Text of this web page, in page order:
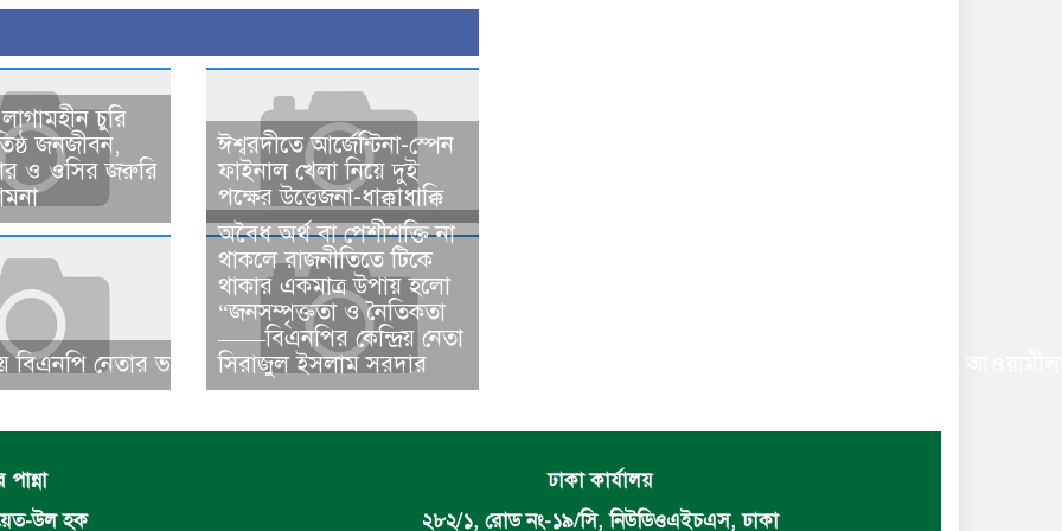
চুরি
জনজীবন,
ও ওসির জরুরি
ঈশ্বরদীতে আর্জেন্টিনা-স্পেন
ফাইনাল খেলা নিয়ে দুই
পক্ষের উত্তেজনা-ধাক্কাধাক্কি
বিএনপি নেতার ভাতিজাকে ছাত্রলীগের সাধারণ সম্পাদক নির্বাচিত করায় বিএনপি ও অঙ্গসহযোগি সংগঠন এবং
​​অবৈধ অর্থ বা পেশীশক্তি না
থাকলে রাজনীতিতে টিকে
থাকার একমাত্র উপায় হলো
“জনসম্পৃক্ততা ও নৈতিকতা
——বিএনপির কেন্দ্রিয় নেতা
সিরাজুল ইসলাম সরদার
উল হক
ঢাকা কার্যালয়
২৮২/১, রোড নং-১৯/সি, নিউডিওএইচএস, ঢাকা